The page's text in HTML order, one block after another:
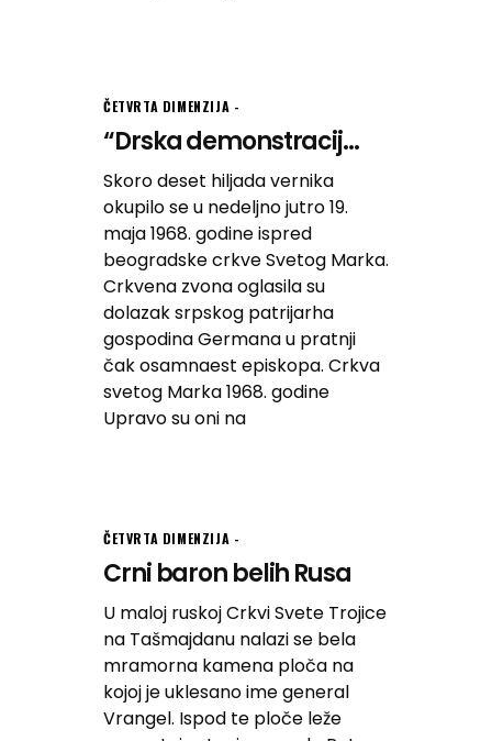
ČETVRTA DIMENZIJA
“Drska demonstracij...
Skoro deset hiljada vernika
okupilo se u nedeljno jutro 19.
maja 1968. godine ispred
beogradske crkve Svetog Marka.
Crkvena zvona oglasila su
dolazak srpskog patrijarha
gospodina Germana u pratnji
čak osamnaest episkopa. Crkva
svetog Marka 1968. godine
Upravo su oni na
ČETVRTA DIMENZIJA
Crni baron belih Rusa
U maloj ruskoj Crkvi Svete Trojice
na Tašmajdanu nalazi se bela
mramorna kamena ploča na
kojoj je uklesano ime general
Vrangel. Ispod te ploče leže